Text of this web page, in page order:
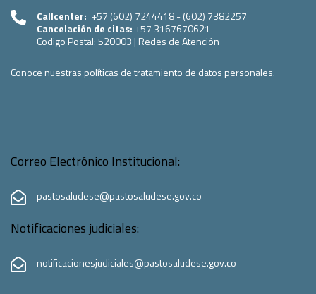
Callcenter: +57 (602) 7244418 - (602) 7382257
Cancelación de citas: +57 3167670621
Codigo Postal:520003 | Redes de Atención
Conoce nuestras políticas de tratamiento de datos personales.
Correo Electrónico Institucional:
pastosaludese@pastosaludese.gov.co
Notificaciones judiciales:
notificacionesjudiciales@pastosaludese.gov.co